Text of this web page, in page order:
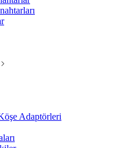
Adaptörleri